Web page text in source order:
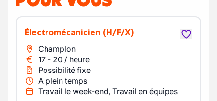
Électromécanicien (H/F/X)
Champlon
17 - 20 / heure
Possibilité fixe
A plein temps
Travail le week-end, Travail en équipes